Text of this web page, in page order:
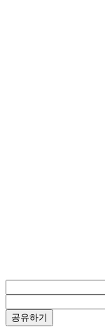
공유하기